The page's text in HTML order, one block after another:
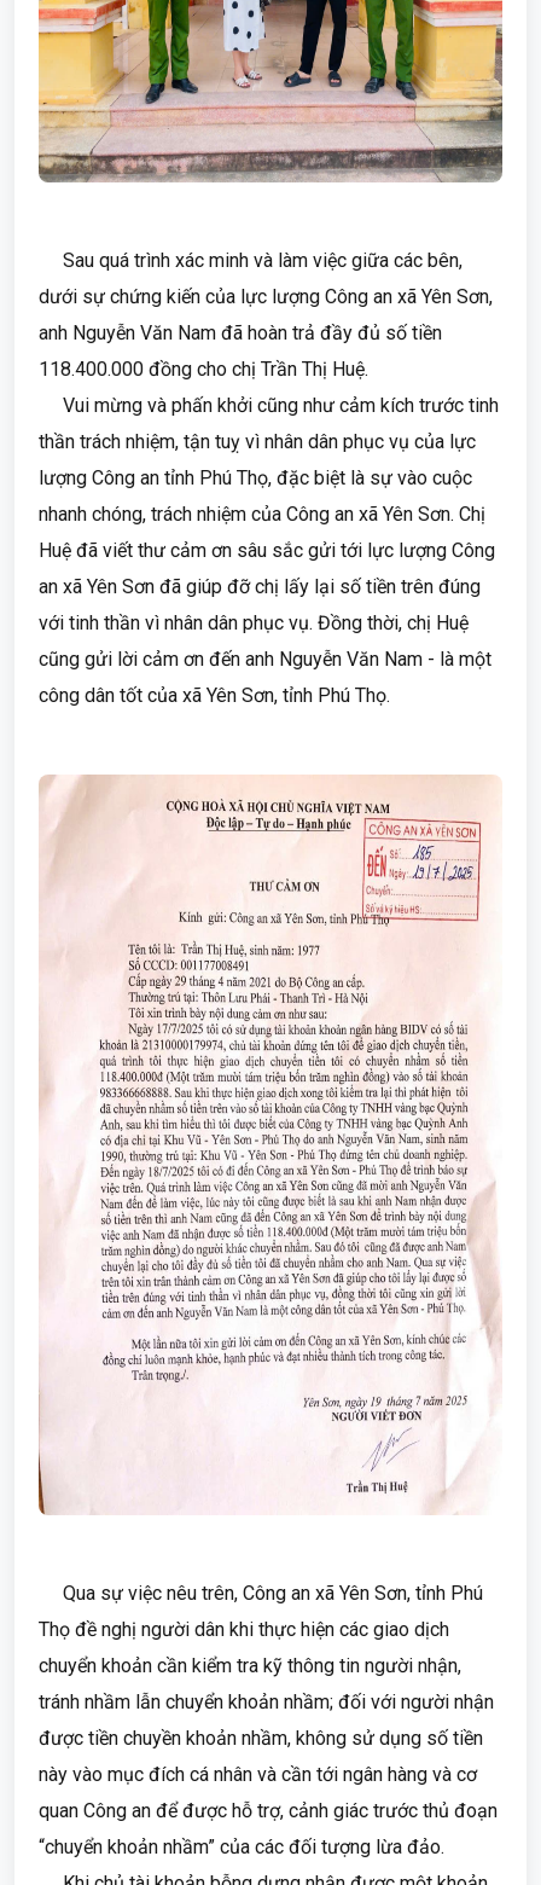
Sau quá trình xác minh và làm việc giữa các bên,
dưới sự chứng kiến của lực lượng Công an xã Yên Sơn,
anh Nguyễn Văn Nam đã hoàn trả đầy đủ số tiền
118.400.000 đồng cho chị Trần Thị Huệ.
Vui mừng và phấn khởi cũng như cảm kích trước tinh
thần trách nhiệm, tận tuỵ vì nhân dân phục vụ của lực
lượng Công an tỉnh Phú Thọ, đặc biệt là sự vào cuộc
nhanh chóng, trách nhiệm của Công an xã Yên Sơn. Chị
Huệ đã viết thư cảm ơn sâu sắc gửi tới lực lượng Công
an xã Yên Sơn đã giúp đỡ chị lấy lại số tiền trên đúng
với tinh thần vì nhân dân phục vụ. Đồng thời, chị Huệ
cũng gửi lời cảm ơn đến anh Nguyễn Văn Nam - là một
công dân tốt của xã Yên Sơn, tỉnh Phú Thọ.
Qua sự việc nêu trên, Công an xã Yên Sơn, tỉnh Phú
Thọ đề nghị người dân khi thực hiện các giao dịch
chuyển khoản cần kiểm tra kỹ thông tin người nhận,
tránh nhầm lẫn chuyển khoản nhầm; đối với người nhận
được tiền chuyền khoản nhầm, không sử dụng số tiền
này vào mục đích cá nhân và cần tới ngân hàng và cơ
quan Công an để được hỗ trợ, cảnh giác trước thủ đoạn
“chuyển khoản nhầm” của các đối tượng lừa đảo.